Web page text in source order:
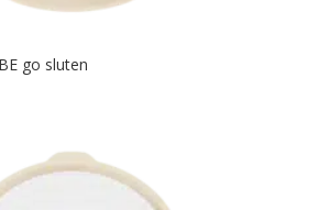
go sluten